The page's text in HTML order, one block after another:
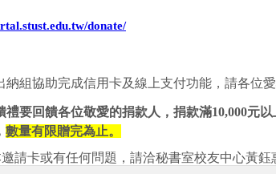
donate/
組協助完成信用卡及線上支付功能，請各位
要回饋各位敬愛的捐款人， 捐款滿10,000元以
數量有限贈完為止。
請卡或有任何問題，請洽秘書室校友中心黃鈺